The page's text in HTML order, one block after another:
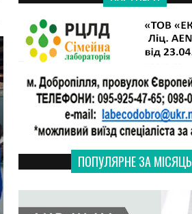
ПОПУЛЯРНЕ ЗА МІСЯЦЬ